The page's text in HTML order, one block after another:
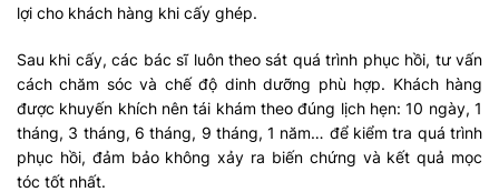
lợi cho khách hàng khi cấy ghép.
Sau khi cấy, các bác sĩ luôn theo sát quá trình phục hồi, tư vấn
cách chăm sóc và chế độ dinh dưỡng phù hợp. Khách hàng
được khuyến khích nên tái khám theo đúng lịch hẹn: 10 ngày, 1
tháng, 3 tháng, 6 tháng, 9 tháng, 1 năm… để kiểm tra quá trình
phục hồi, đảm bảo không xảy ra biến chứng và kết quả mọc
tóc tốt nhất.